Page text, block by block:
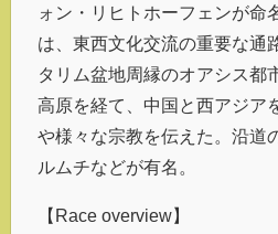
ォン・リヒトホーフェンが命
は、東西文化交流の重要な通
タリム盆地周縁のオアシス都
高原を経て、中国と西アジア
や様々な宗教を伝えた。沿道
ルムチなどが有名。
【Race overview】